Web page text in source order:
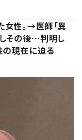
性。→医師「異
その後…判明し
の現在に迫る